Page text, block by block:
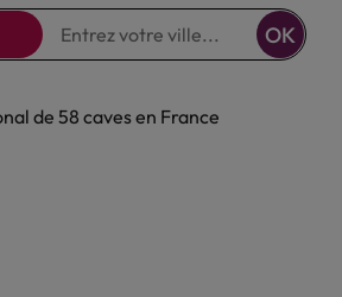
OK
de 58 caves en France